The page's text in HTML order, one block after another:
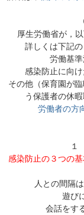
厚生労働省が，以
詳しくは下記
労働基
感染防止に向
その他（保育園が
う保護者の休
労働者の方
１
感染防止の３つの
人との間隔
遊び
会話をす